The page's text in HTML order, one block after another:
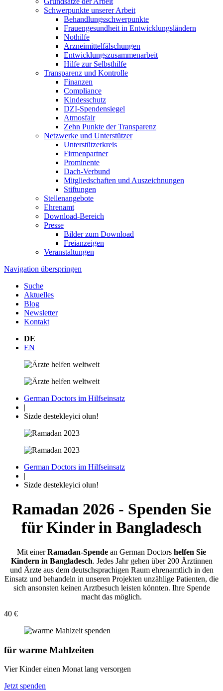
Schwerpunkte unserer Arbeit
Behandlungs­schwerpunkte
Frauengesundheit in Entwicklungsländern
Nothilfe
Arzneimittel­fälschungen
Entwicklungs­zusammenarbeit
Hilfe zur Selbsthilfe
Transparenz und Kontrolle
Finanzen
Compliance
Kindesschutz
DZI-Spendensiegel
Atmosfair
Zehn Punkte der Transparenz
Netzwerke und Unterstützer
Unterstützerkreis
Firmenpartner
Prominente
Dach-Verbund
Mitgliedschaften und Auszeichnungen
Stiftungen
Stellenangebote
Ehrenamt
Download-Bereich
Presse
Bilder zum Download
Freianzeigen
Veranstaltungen
Navigation überspringen
Suche
Aktuelles
Blog
Newsletter
Kontakt
DE
EN
German Doctors im Hilfseinsatz
|
Sizde destekleyici olun!
German Doctors im Hilfseinsatz
|
Sizde destekleyici olun!
Ramadan 2026 - Spenden Sie
für Kinder in Bangladesch
Mit einerRamadan-Spende an German Doctors helfen Sie
Kindern in Bangladesch. Jedes Jahr gehen über 200 Ärztinnen
und Ärzte aus dem deutsch­sprachigen Raum ehren­amtlich in den
Ein­satz und be­handeln in unseren Projekten un­zählige Patienten, die
sich an­sonsten keinen Arzt­besuch leisten könnten. Ihre Spende
macht das möglich.
40 €
für warme Mahlzeiten
Vier Kinder einen Monat lang versorgen
Jetzt spenden